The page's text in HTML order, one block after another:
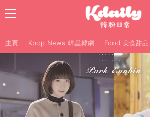
主頁 Kpop News 韓星韓劇 Food 美食甜品